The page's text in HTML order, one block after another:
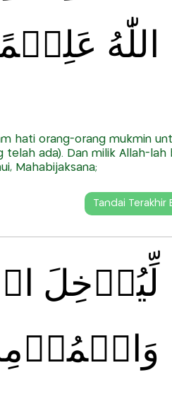
اللّٰهُ
hati orang-orang mukmin
ada). Dan milik Allah-lah
Mahabijaksana;
Tandai Terakhir
لِّيُدۡخِلَ